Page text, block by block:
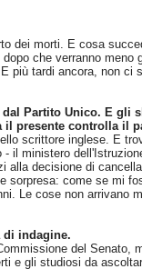
dei morti. E cosa
dopo che verranno
più tardi ancora, non ci
Partito Unico. E gli
presente controlla il
scrittore inglese. E
- il ministero
alla decisione di
sorpresa: come se mi
Le cose non arrivano
di indagine.
del Senato,
e gli studiosi da